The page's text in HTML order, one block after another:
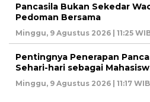
Pancasila Bukan Sekedar
Pedoman Bersama
Minggu, 9 Agustus 2026 | 11:25
Pentingnya Penerapan
Sehari-hari sebagai
Minggu, 9 Agustus 2026 | 11:17 WIB